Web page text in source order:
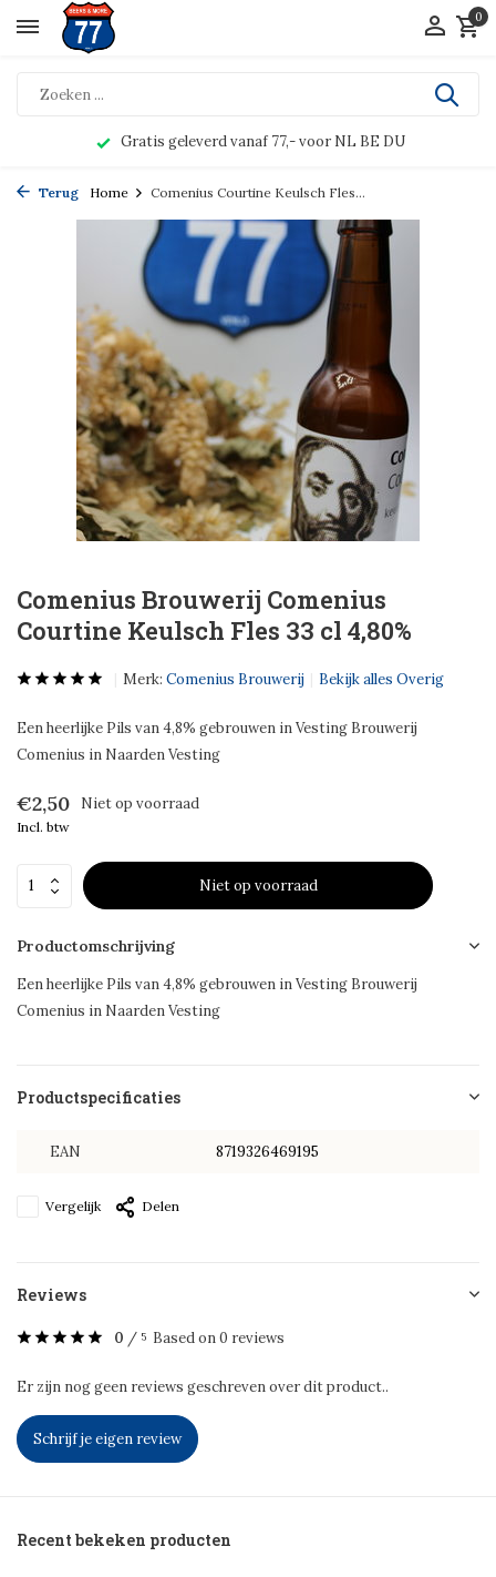
0
Gratis geleverd vanaf 77,- voor NL BE DU
Terug Home Comenius Courtine Keulsch Fles...
Comenius Brouwerij Comenius
Courtine Keulsch Fles 33 cl 4,80%
Merk: Comenius Brouwerij Bekijk alles Overig
Een heerlijke Pils van 4,8% gebrouwen in Vesting Brouwerij
Comenius in Naarden Vesting
€2,50 Niet op voorraad
Incl. btw
Niet op voorraad
Productomschrijving
Een heerlijke Pils van 4,8% gebrouwen in Vesting Brouwerij
Comenius in Naarden Vesting
Productspecificaties
EAN 8719326469195
Vergelijk Delen
Reviews
0 / 5 Based on 0 reviews
Er zijn nog geen reviews geschreven over dit product..
Schrijf je eigen review
Recent bekeken producten